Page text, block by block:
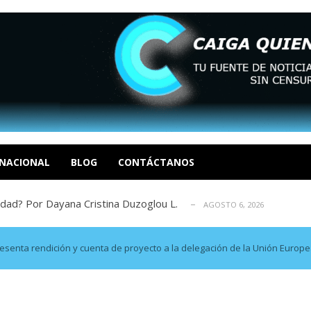
BLOG CONTÁCTANOS
apagones y promesas incumplidas...
de derechos humanos en el Minister... AGOSTO 6, 2026
un mercado impulsado por el auge de... AGOSTO 6, 2026
costo del colapso eléctrico en...
Por Dayana Cristina Duzoglou L.
apagones y promesas incumplidas... AGOSTO 6, 2026
de derechos humanos en el Minister... AGOSTO 6, 2026
un mercado impulsado por el auge de... AGOSTO 6, 2026
costo del colapso eléctrico en... AGOSTO 7, 2026
rendición y cuenta de proyecto a la delegación de la Unión